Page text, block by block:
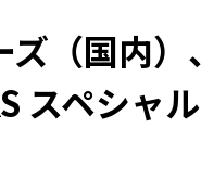
ズ（国内
スペシャ